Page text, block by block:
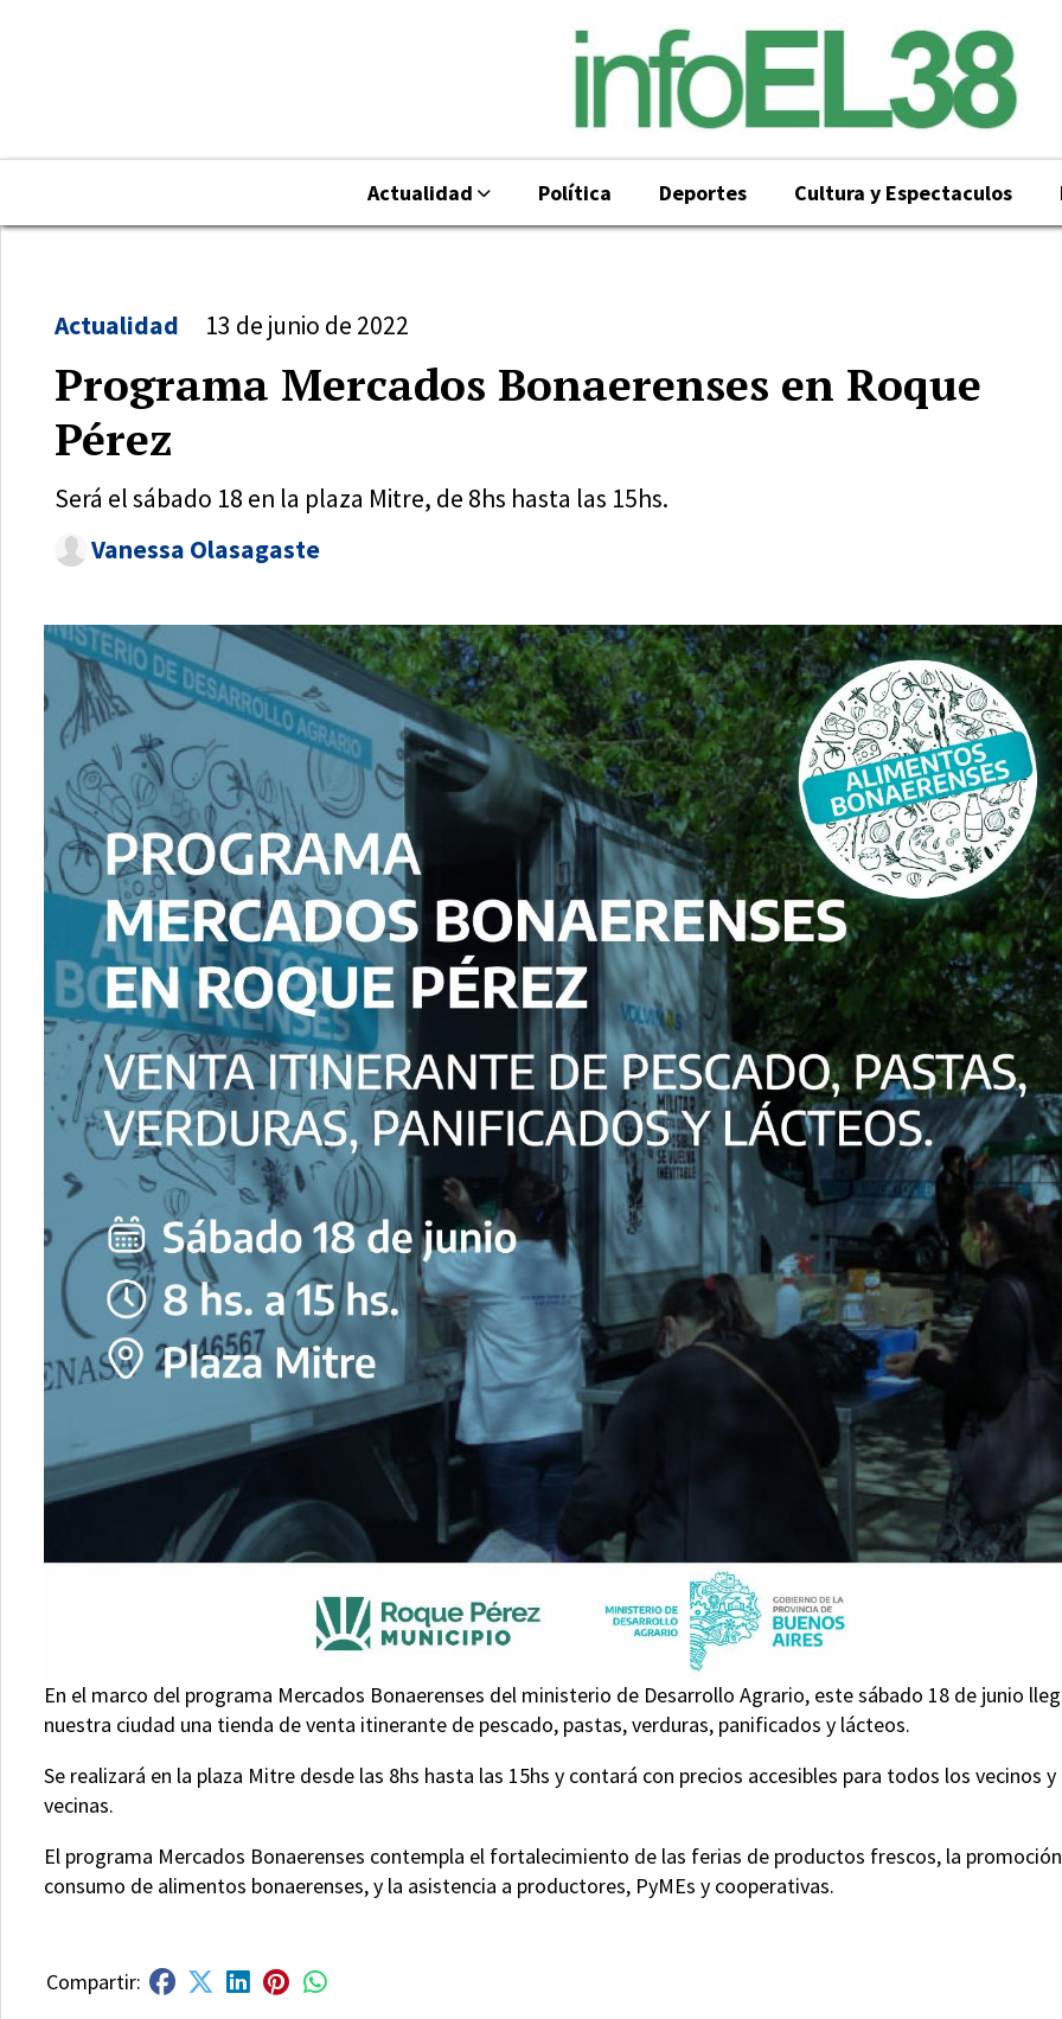
Actualidad Política Deportes Cultura y Espectaculos
Programa Mercados Bonaerenses en Roque
Pérez
Será el sábado 18 en la plaza Mitre, de 8hs hasta las 15hs.
Actualidad 13 de junio de 2022
Vanessa Olasagaste
En el marco del programa Mercados Bonaerenses del ministerio de Desarrollo Agrario, este sábado 18 de junio
nuestra ciudad una tienda de venta itinerante de pescado, pastas, verduras, panificados y lácteos.
Se realizará en la plaza Mitre desde las 8hs hasta las 15hs y contará con precios accesibles para todos los vecinos y
vecinas.
El programa Mercados Bonaerenses contempla el fortalecimiento de las ferias de productos frescos, la
consumo de alimentos bonaerenses, y la asistencia a productores, PyMEs y cooperativas.